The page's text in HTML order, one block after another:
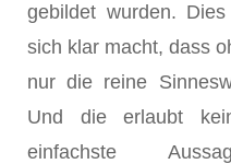
gebildet wurden.
sich klar macht, dass
nur die reine
Und die erlaubt
einfachste